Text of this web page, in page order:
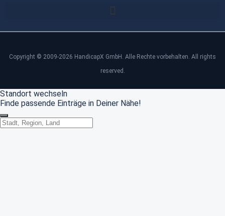
Copyright © 2009-2026 HandicapX GmbH. Alle Rechte vorbehalten. All rights
reserved.
Standort wechseln
Finde passende Einträge in Deiner Nähe!
Standort wechseln